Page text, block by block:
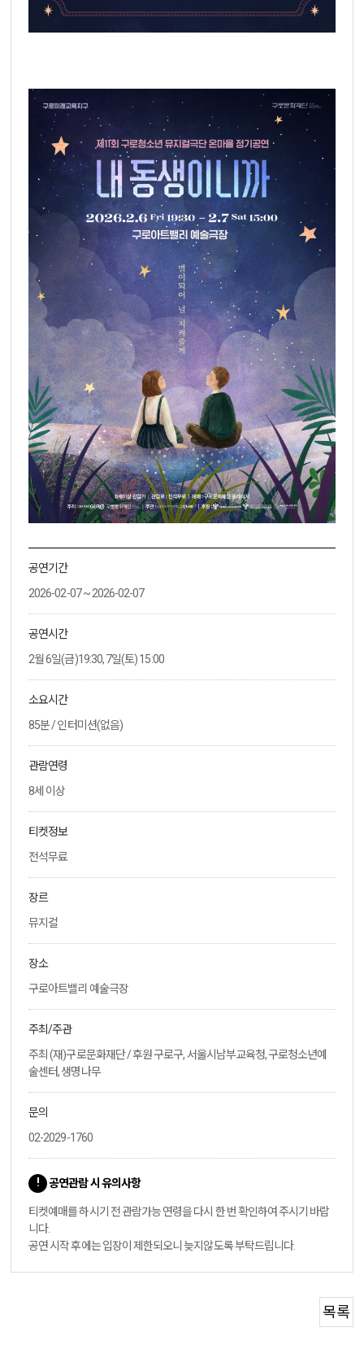
공연기간
2026-02-07 ~ 2026-02-07
공연시간
2월 6일(금)19:30, 7일(토) 15:00
소요시간
85분 / 인터미션(없음)
관람연령
8세 이상
티켓정보
전석무료
장르
뮤지컬
장소
구로아트밸리 예술극장
주최/주관
주최 (재)구로문화재단 / 후원 구로구, 서울시남부교육청, 구로청소년예
술센터, 생명나무
문의
02-2029-1760
공연관람 시 유의사항
티켓예매를 하시기 전 관람가능 연령을 다시 한 번 확인하여 주시기 바랍
니다.
공연 시작 후에는 입장이 제한되오니 늦지않도록 부탁드립니다.
목록